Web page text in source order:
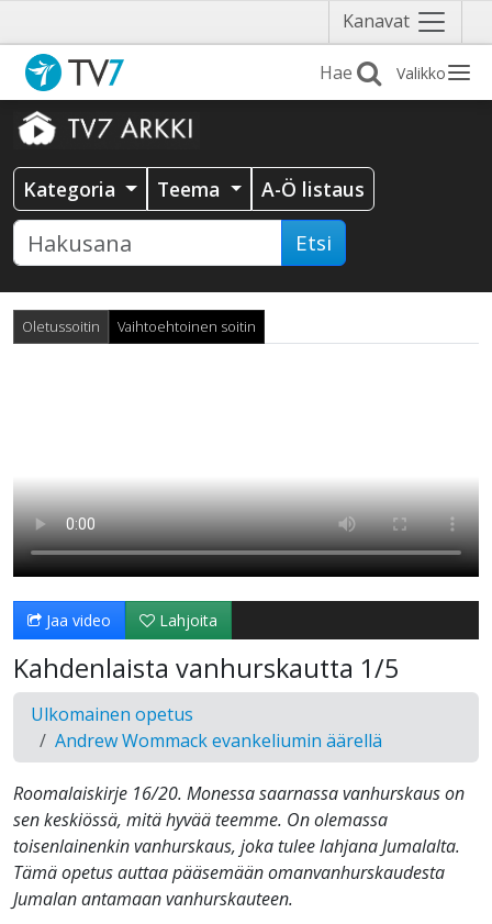
Kanavat Näytä
valikko
Valikko
Kategoria Teema A-Ö listaus
Etsi
Oletussoitin Vaihtoehtoinen soitin
Jaa video Lahjoita
Kahdenlaista vanhurskautta 1/5
Ulkomainen opetus
Andrew Wommack evankeliumin äärellä
Roomalaiskirje 16/20. Monessa saarnassa vanhurskaus on
sen keskiössä, mitä hyvää teemme. On olemassa
toisenlainenkin vanhurskaus, joka tulee lahjana Jumalalta.
Tämä opetus auttaa pääsemään omanvanhurskaudesta
Jumalan antamaan vanhurskauteen.